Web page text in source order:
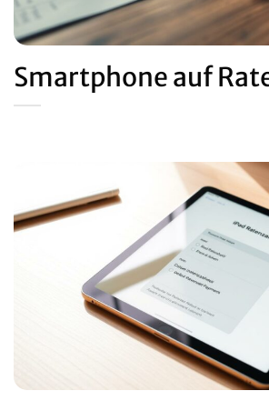
Smartphone auf